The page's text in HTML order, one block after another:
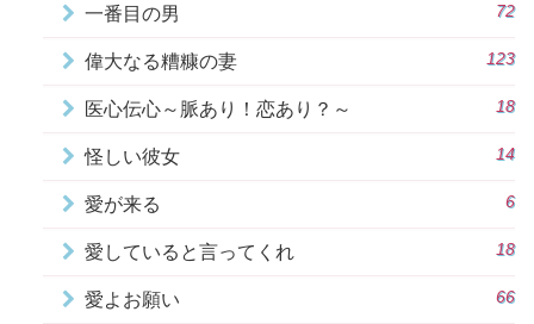
一番目の男 72
偉大なる糟糠の妻 123
医心伝心～脈あり！恋あり？～ 18
怪しい彼女 14
愛が来る 6
愛していると言ってくれ 18
愛よお願い 66